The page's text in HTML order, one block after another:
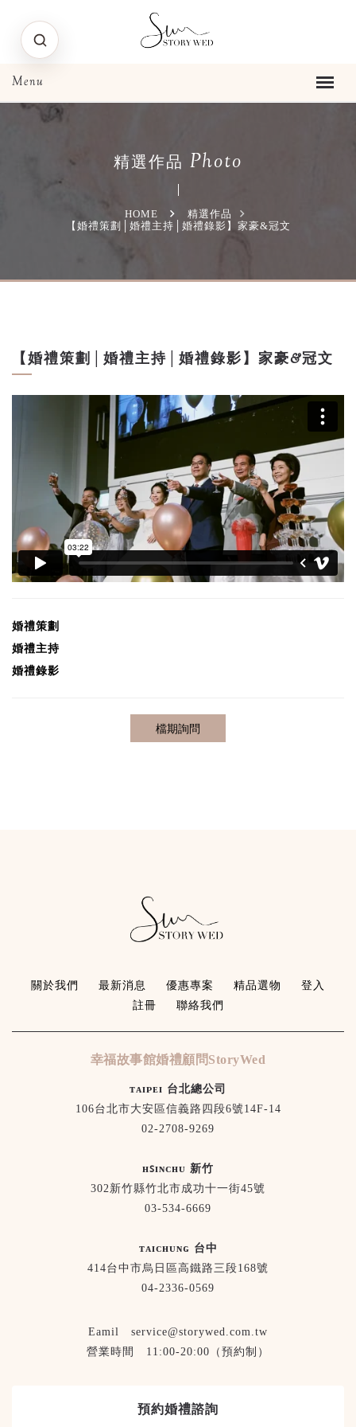
精選作品 Photo
HOME
精選作品
【婚禮策劃│婚禮主持│婚禮錄影】家豪&冠文
【婚禮策劃│婚禮主持│婚禮錄影】家豪&冠文
婚禮策劃
婚禮主持
婚禮錄影
關於我們 最新消息 優惠專案 精品選物
登入
註冊
聯絡我們
幸福故事館婚禮顧問StoryWed
ᴛᴀɪᴘᴇɪ 台北總公司
106台北市大安區信義路四段6號14F-14
02-2708-9269
ʜꜱɪɴᴄʜᴜ 新竹
302新竹縣竹北市成功十一街45號
03-534-6669
ᴛᴀɪᴄʜᴜɴɢ 台中
414台中市烏日區高鐵路三段168號
04-2336-0569
Eamil service@storywed.com.tw
營業時間 11:00-20:00（預約制）
預約婚禮諮詢